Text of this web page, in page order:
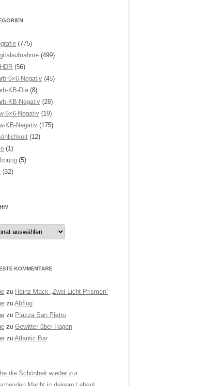
(775)
(499)
HDR (56)
6×6-Negativ (45)
KB-Dia (8)
KB-Negativ (28)
6×6-Negativ (19)
KB-Negativ (175)
(12)
(1)
(5)
(32)
KOMMENTARE
zu Heinz Mack „Zwei Licht-Prismen“
zu Abflug
zu Piazza San Pietro
zu Gewitter über Hagen
zu Atlantic Bar
die Schönheit wieder zur